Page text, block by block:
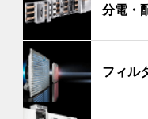
分電・
フィル